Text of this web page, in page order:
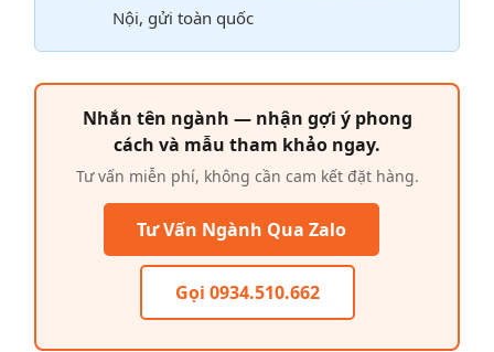
Nội, gửi toàn quốc
Nhắn tên ngành — nhận gợi ý phong
cách và mẫu tham khảo ngay.
Tư vấn miễn phí, không cần cam kết đặt hàng.
Tư Vấn Ngành Qua Zalo
Gọi 0934.510.662